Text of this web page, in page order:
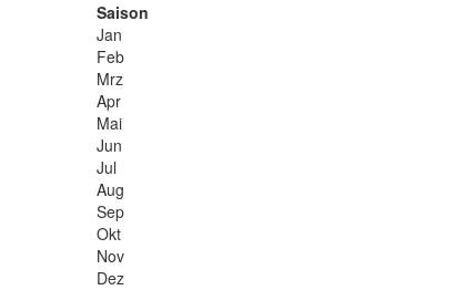
Saison
Jan
Feb
Mrz
Apr
Mai
Jun
Jul
Aug
Sep
Okt
Nov
Dez